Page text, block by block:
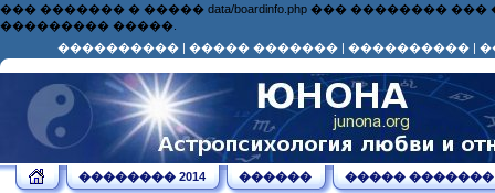
��� ������� � ����� data/boardinfo.php ���
��������� �����.
���������� | ����� ������� | ���������� |
�������� 2014 ������ ����� �������